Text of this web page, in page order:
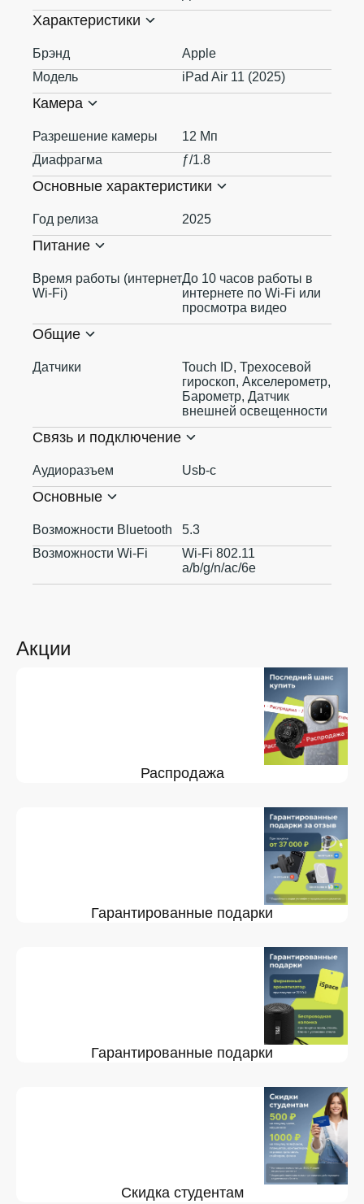
Акции
Распродажа
Гарантированные подарки
Гарантированные подарки
Скидка студентам
Характеристики
Брэнд
Apple
Модель
iPad Air 11 (2025)
Камера
Разрешение камеры
12 Мп
Диафрагма
ƒ/1.8
Основные характеристики
Год релиза 2025
Питание
Время работы (интернет
Wi-Fi)
До 10 часов работы в
интернете по Wi‑Fi или
просмотра видео
Общие
Датчики
Touch ID, Трехосевой
гироскоп, Акселерометр,
Барометр, Датчик
внешней освещенности
Связь и подключение
Аудиоразъем Usb-c
Основные
Возможности Bluetooth
5.3
Возможности Wi-Fi
Wi-Fi 802.11
a/b/g/n/ac/6e